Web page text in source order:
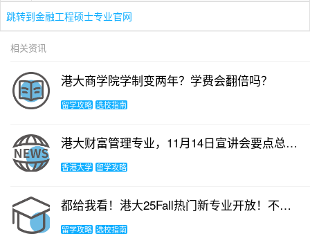
跳转到金融工程硕士专业官网
相关资讯
港大商学院学制变两年？学费会翻倍吗？
留学攻略 选校指南
港大财富管理专业，11月14日宣讲会要点总结！
香港大学 留学攻略
都给我看！港大25Fall热门新专业开放！不要语言成绩？！
留学攻略 选校指南